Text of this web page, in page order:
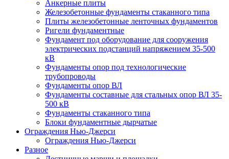
Анкерные плиты
Железобетонные фундаменты стаканного типа
Плиты железобетонные ленточных фундаментов
Ригели фундаментные
Фундамент под оборудование для сооружения
электрических подстанций напряжением 35-500
кВ
Фундаменты опор под технологические
трубопроводы
Фундаменты опор ВЛ
Фундаменты составные для стальных опор ВЛ 35-
500 кВ
Фундаменты стаканного типа
Блоки фундаментные дырчатые
Ограждения Нью-Джерси
Ограждения Нью-Джерси
Разное